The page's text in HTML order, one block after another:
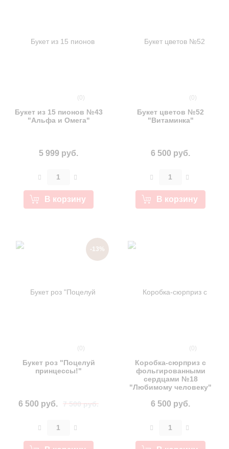
(0)
Букет из 15 пионов №43
"Альфа и Омега"
5 999 руб.
В корзину
(0)
Букет цветов №52
"Витаминка"
6 500 руб.
В корзину
-13%
(0)
Букет роз "Поцелуй
принцессы!"
6 500 руб. 7 500 руб.
(0)
Коробка-сюрприз с
фольгированными
сердцами №18
"Любимому человеку"
6 500 руб.